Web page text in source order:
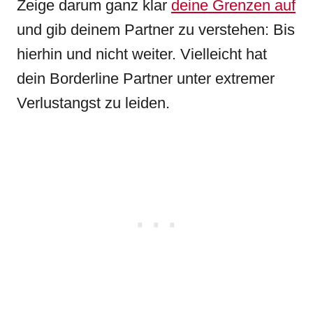
Zeige darum ganz klar deine Grenzen auf
und gib deinem Partner zu verstehen: Bis
hierhin und nicht weiter. Vielleicht hat
dein Borderline Partner unter extremer
Verlustangst zu leiden.